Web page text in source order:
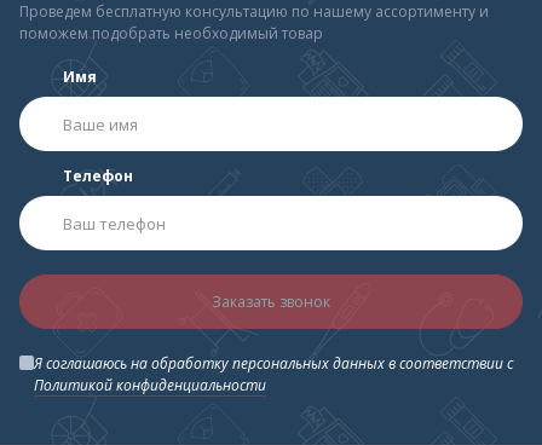
Проведем бесплатную консультацию по нашему ассортименту и
поможем подобрать необходимый товар
Имя
Телефон
Заказать звонок
Я соглашаюсь на обработку персональных данных в соответствии с
Политикой конфиденциальности